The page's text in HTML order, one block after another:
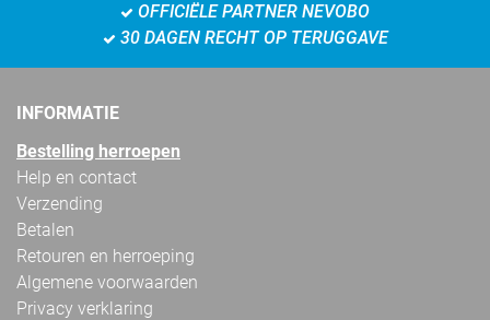
OFFICIËLE PARTNER NEVOBO
30 DAGEN RECHT OP TERUGGAVE
INFORMATIE
Bestelling herroepen
Help en contact
Verzending
Betalen
Retouren en herroeping
Algemene voorwaarden
Privacy verklaring